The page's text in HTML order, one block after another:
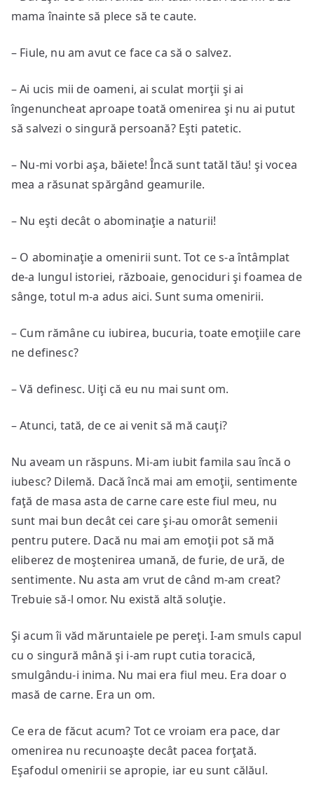
mama înainte să plece să te caute.
– Fiule, nu am avut ce face ca să o salvez.
– Ai ucis mii de oameni, ai sculat morţii şi ai
îngenuncheat aproape toată omenirea şi nu ai putut
să salvezi o singură persoană? Eşti patetic.
– Nu-mi vorbi aşa, băiete! Încă sunt tatăl tău! şi vocea
mea a răsunat spărgând geamurile.
– Nu eşti decât o abominaţie a naturii!
– O abominaţie a omenirii sunt. Tot ce s-a întâmplat
de-a lungul istoriei, războaie, genociduri şi foamea de
sânge, totul m-a adus aici. Sunt suma omenirii.
– Cum rămâne cu iubirea, bucuria, toate emoţiile care
ne definesc?
– Vă definesc. Uiţi că eu nu mai sunt om.
– Atunci, tată, de ce ai venit să mă cauţi?
Nu aveam un răspuns. Mi-am iubit famila sau încă o
iubesc? Dilemă. Dacă încă mai am emoţii, sentimente
faţă de masa asta de carne care este fiul meu, nu
sunt mai bun decât cei care şi-au omorât semenii
pentru putere. Dacă nu mai am emoţii pot să mă
eliberez de moştenirea umană, de furie, de ură, de
sentimente. Nu asta am vrut de când m-am creat?
Trebuie să-l omor. Nu există altă soluţie.
Şi acum îi văd măruntaiele pe pereţi. I-am smuls capul
cu o singură mână şi i-am rupt cutia toracică,
smulgându-i inima. Nu mai era fiul meu. Era doar o
masă de carne. Era un om.
Ce era de făcut acum? Tot ce vroiam era pace, dar
omenirea nu recunoaşte decât pacea forţată.
Eşafodul omenirii se apropie, iar eu sunt călăul.